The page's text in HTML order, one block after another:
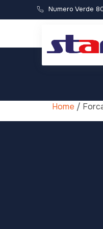
Numero Verde
Home /